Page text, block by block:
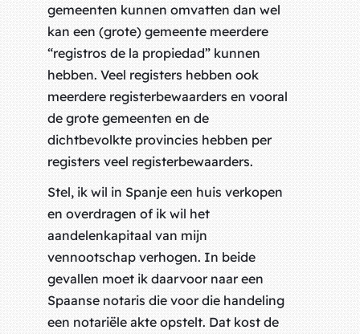
gemeenten kunnen omvatten dan wel
kan een (grote) gemeente meerdere
“registros de la propiedad” kunnen
hebben. Veel registers hebben ook
meerdere registerbewaarders en vooral
de grote gemeenten en de
dichtbevolkte provincies hebben per
registers veel registerbewaarders.
Stel, ik wil in Spanje een huis verkopen
en overdragen of ik wil het
aandelenkapitaal van mijn
vennootschap verhogen. In beide
gevallen moet ik daarvoor naar een
Spaanse notaris die voor die handeling
een notariële akte opstelt. Dat kost de